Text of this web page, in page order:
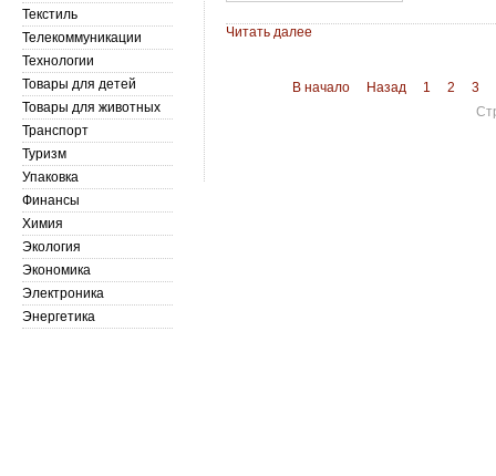
Читать далее
В начало Назад 1 2
3
Текстиль
Телекоммуникации
Технологии
Товары для детей
Товары для животных
Транспорт
Туризм
Упаковка
Финансы
Химия
Экология
Экономика
Электроника
Энергетика